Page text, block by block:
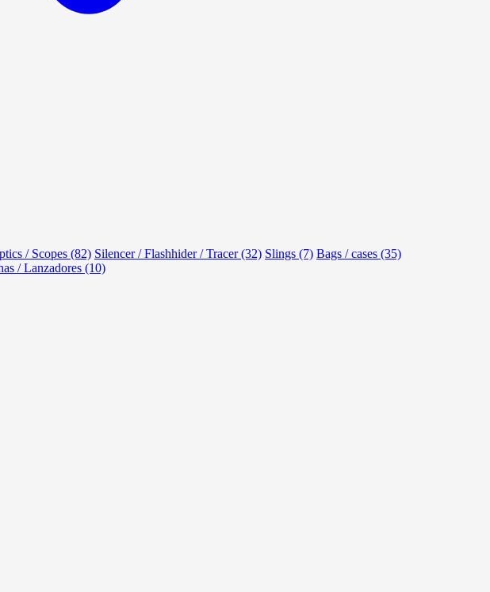
/ Scopes (82) Silencer / Flashhider / Tracer (32) Slings (7) Bags / cases (35)
/ Lanzadores (10)